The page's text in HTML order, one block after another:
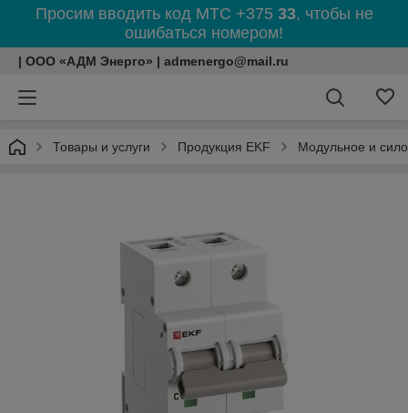
Просим вводить код МТС +375 33, чтобы не
ошибаться номером!
| ООО «АДМ Энерго» | admenergo@mail.ru
Товары и услуги Продукция EKF Модульное и